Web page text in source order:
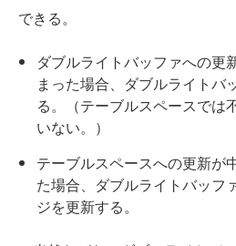
できる。
ダブルライトバッファへの更
まった場合、ダブルライトバ
る。（テーブルスペースでは
いない。）
テーブルスペースへの更新が
た場合、ダブルライトバッフ
ジを更新する。